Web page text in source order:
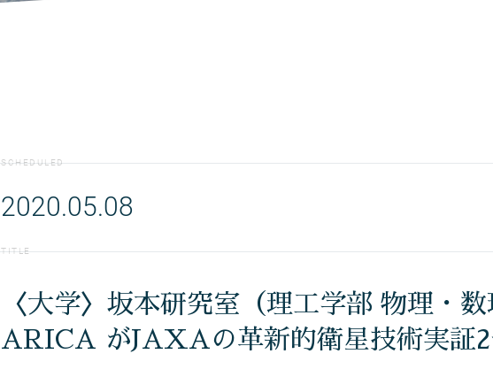
SCHEDULED
2020.05.08
TITLE
〈大学〉坂本研究室（理工学部 物理・
ARICA がJAXAの革新的衛星技術実証2